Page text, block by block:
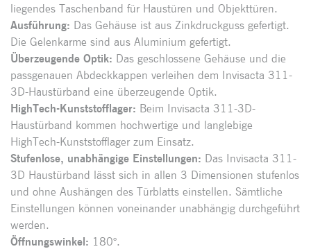
liegendes Taschenband für Haustüren und Objekttüren.
Ausführung: Das Gehäuse ist aus Zinkdruckguss gefertigt.
Die Gelenkarme sind aus Aluminium gefertigt.
Überzeugende Optik: Das geschlossene Gehäuse und die
passgenauen Abdeckkappen verleihen dem Invisacta 311-
3D-Haustürband eine überzeugende Optik.
HighTech-Kunststofflager: Beim Invisacta 311-3D-
Haustürband kommen hochwertige und langlebige
HighTech-Kunststofflager zum Einsatz.
Stufenlose, unabhängige Einstellungen: Das Invisacta 311-
3D Haustürband lässt sich in allen 3 Dimensionen stufenlos
und ohne Aushängen des Türblatts einstellen. Sämtliche
Einstellungen können voneinander unabhängig durchgeführt
werden.
Öffnungswinkel: 180°.